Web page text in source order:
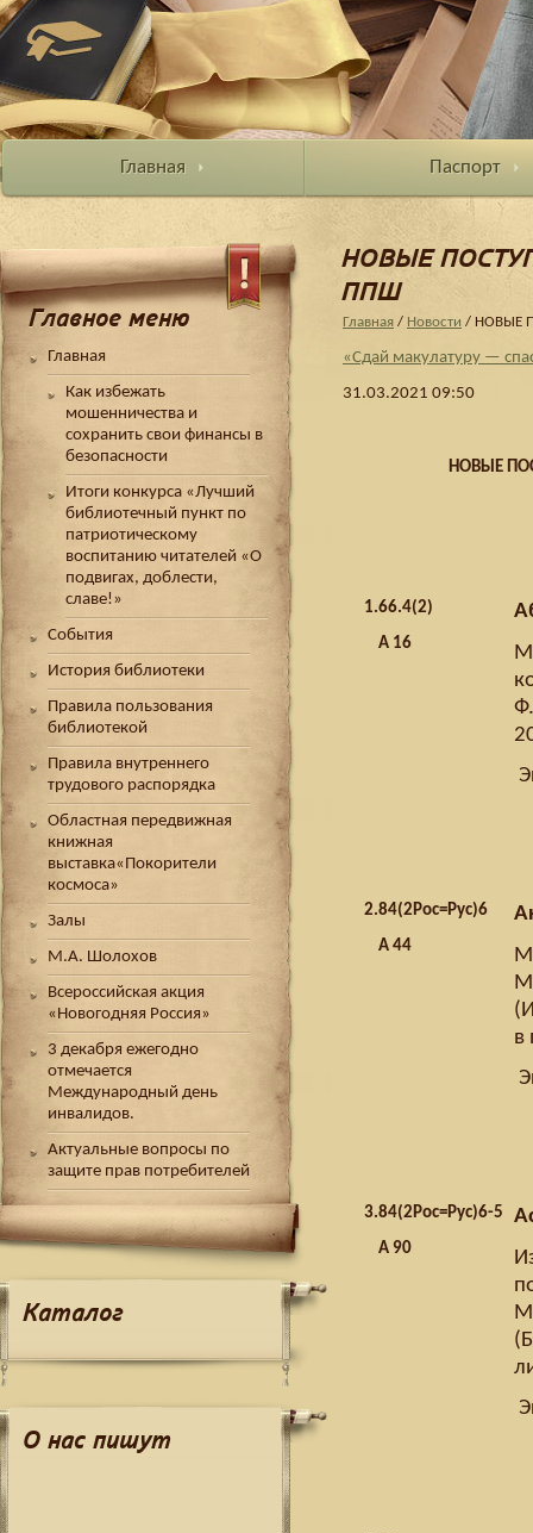
Главная Паспорт
Главное меню
Главная
Как избежать
мошенничества и
сохранить свои финансы в
безопасности
Итоги конкурса «Лучший
библиотечный пункт по
патриотическому
воспитанию читателей «О
подвигах, доблести,
славе!»
События
История библиотеки
Правила пользования
библиотекой
Правила внутреннего
трудового распорядка
Областная передвижная
книжная
выставка«Покорители
космоса»
Залы
М.А. Шолохов
Всероссийская акция
«Новогодняя Россия»
3 декабря ежегодно
отмечается
Международный день
инвалидов.
Актуальные вопросы по
защите прав потребителей
Каталог
О нас пишут
НОВЫЕ
ППШ
Главная / Новости / НОВЫЕ
«Сдай макулатуру —
31.03.2021 09:50
НОВЫЕ
1.66.4(2)
А 16
2.84(2Рос=Рус)6
А 44
в
3.84(2Рос=Рус)6-5
А 90